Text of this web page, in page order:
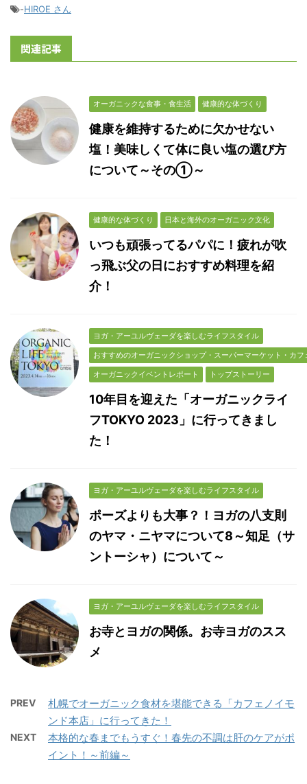
-HIROE さん
関連記事
オーガニックな食事・食生活 健康的な体づくり
健康を維持するために欠かせない
塩！美味しくて体に良い塩の選び方
について～その①～
健康的な体づくり 日本と海外のオーガニック文化
いつも頑張ってるパパに！疲れが吹
っ飛ぶ父の日におすすめ料理を紹
介！
ヨガ・アーユルヴェーダを楽しむライフスタイル
おすすめのオーガニックショップ・スーパーマーケット・カ
オーガニックイベントレポート
トップストーリー
10年目を迎えた「オーガニックライ
フTOKYO 2023」に行ってきまし
た！
ヨガ・アーユルヴェーダを楽しむライフスタイル
ポーズよりも大事？！ヨガの八支則
のヤマ・ニヤマについて8～知足（サ
ントーシャ）について～
ヨガ・アーユルヴェーダを楽しむライフスタイル
お寺とヨガの関係。お寺ヨガのスス
メ
PREV
札幌でオーガニック食材を堪能できる「カフェノイモ
ンド本店」に行ってきた！
NEXT
本格的な春までもうすぐ！春先の不調は肝のケアがポ
イント！～前編～